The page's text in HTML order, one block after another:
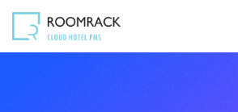
Skip
content